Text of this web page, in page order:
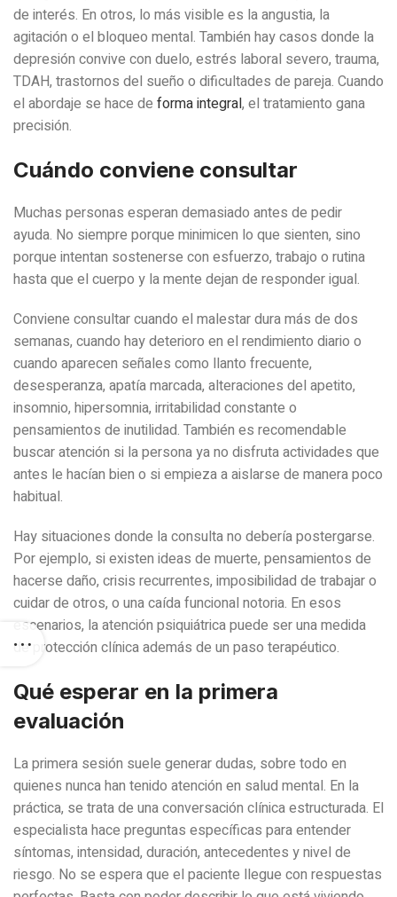
de interés. En otros, lo más visible es la angustia, la
agitación o el bloqueo mental. También hay casos donde la
depresión convive con duelo, estrés laboral severo, trauma,
TDAH, trastornos del sueño o dificultades de pareja. Cuando
el abordaje se hace de forma integral, el tratamiento gana
precisión.
Cuándo conviene consultar
Muchas personas esperan demasiado antes de pedir
ayuda. No siempre porque minimicen lo que sienten, sino
porque intentan sostenerse con esfuerzo, trabajo o rutina
hasta que el cuerpo y la mente dejan de responder igual.
Conviene consultar cuando el malestar dura más de dos
semanas, cuando hay deterioro en el rendimiento diario o
cuando aparecen señales como llanto frecuente,
desesperanza, apatía marcada, alteraciones del apetito,
insomnio, hipersomnia, irritabilidad constante o
pensamientos de inutilidad. También es recomendable
buscar atención si la persona ya no disfruta actividades que
antes le hacían bien o si empieza a aislarse de manera poco
habitual.
Hay situaciones donde la consulta no debería postergarse.
Por ejemplo, si existen ideas de muerte, pensamientos de
hacerse daño, crisis recurrentes, imposibilidad de trabajar o
cuidar de otros, o una caída funcional notoria. En esos
escenarios, la atención psiquiátrica puede ser una medida
de protección clínica además de un paso terapéutico.
Qué esperar en la primera
evaluación
La primera sesión suele generar dudas, sobre todo en
quienes nunca han tenido atención en salud mental. En la
práctica, se trata de una conversación clínica estructurada. El
especialista hace preguntas específicas para entender
síntomas, intensidad, duración, antecedentes y nivel de
riesgo. No se espera que el paciente llegue con respuestas